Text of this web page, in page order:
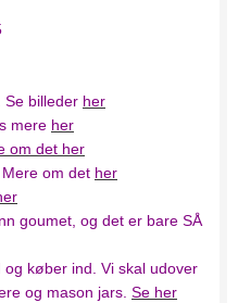
Se billeder her
mere her
om det her
om det her
goumet, og det er bare SÅ
køber ind. Vi skal udover
og mason jars. Se her